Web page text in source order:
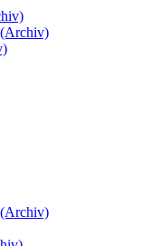
(Archiv)